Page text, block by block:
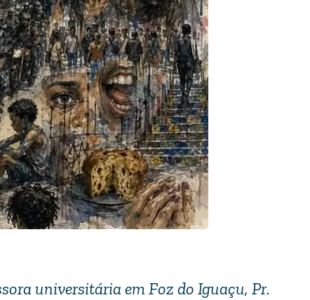
universitária em Foz do Iguaçu, Pr.